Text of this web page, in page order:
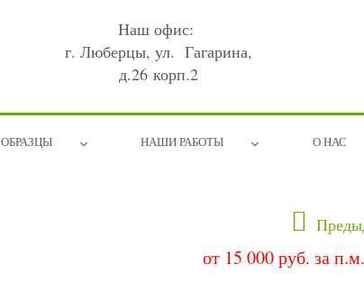
Наш офис:
г. Люберцы, ул. Гагарина,
д.26 корп.2
ОБРАЗЦЫ НАШИ РАБОТЫ О НАС
от 15 000 руб. за п.м.